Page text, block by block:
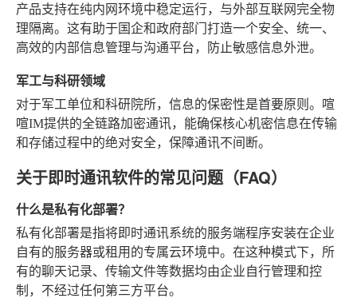
产品支持在纯内网环境中稳定运行，与外部互联网完全物
理隔离。这有助于国企和政府部门打造一个安全、统一、
高效的内部信息管理与沟通平台，防止敏感信息外泄。
军工与科研领域
对于军工单位和科研院所，信息的保密性是首要原则。喧
喧IM提供的全链路加密通讯，能确保核心机密信息在传输
和存储过程中的绝对安全，保障通讯不间断。
关于即时通讯软件的常见问题（FAQ）
什么是私有化部署？
私有化部署是指将即时通讯系统的服务端程序安装在企业
自有的服务器或租用的专属云环境中。在这种模式下，所
有的聊天记录、传输文件等数据均由企业自行管理和控
制，不经过任何第三方平台。